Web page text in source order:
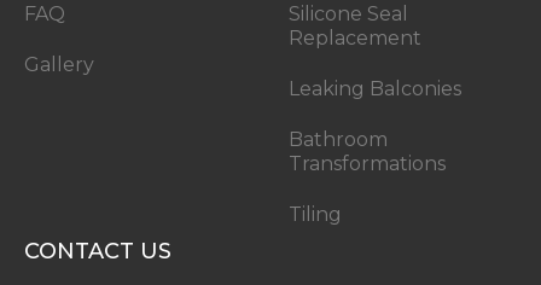
FAQ
Gallery
Silicone Seal
Replacement
Leaking Balconies
Bathroom
Transformations
Tiling
CONTACT US